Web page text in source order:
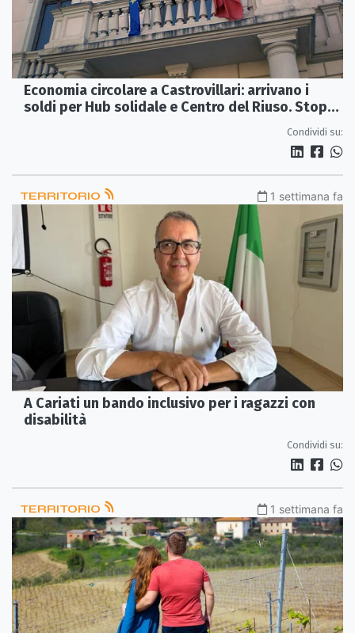
Economia circolare a Castrovillari: arrivano i
soldi per Hub solidale e Centro del Riuso. Stop
Condividi su:
TERRITORIO 1 settimana fa
A Cariati un bando inclusivo per i ragazzi con
disabilità
Condividi su:
TERRITORIO 1 settimana fa